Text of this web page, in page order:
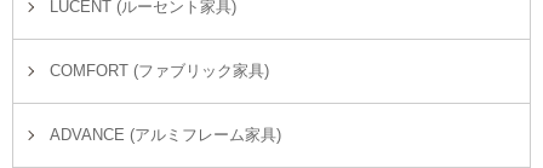
LUCENT (ルーセント家具)
COMFORT (ファブリック家具)
ADVANCE (アルミフレーム家具)